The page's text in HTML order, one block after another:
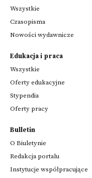
Wszystkie
Czasopisma
Nowości wydawnicze
Edukacja i praca
Wszystkie
Oferty edukacyjne
Stypendia
Oferty pracy
Bulletin
O Biuletynie
Redakcja portalu
Instytucje współpracujące